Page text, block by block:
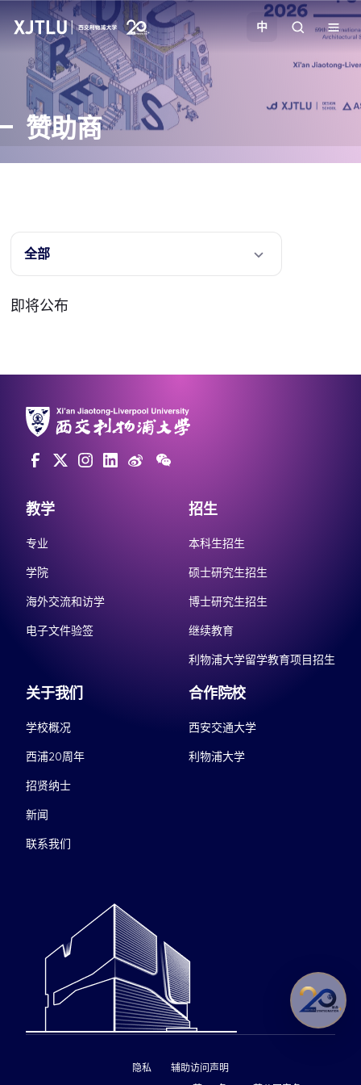
教学
招生
学院
校园生活
中
赞助商
全部
即将公布
教学
专业
学院
海外交流和访学
电子文件验签
招生
本科生招生
硕士研究生招生
博士研究生招生
继续教育
利物浦大学留学教育项目招生
关于我们
学校概况
西浦20周年
招贤纳士
新闻
联系我们
合作院校
西安交通大学
利物浦大学
隐私 辅助访问声明